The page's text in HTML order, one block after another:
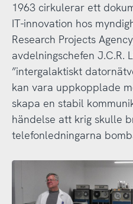
1963 cirkulerar ett
IT-innovation hos
Research Projects
avdelningschefen J.C.R.
”intergalaktiskt
kan vara uppkopplade
skapa en stabil
händelse att krig skulle
telefonledningarna